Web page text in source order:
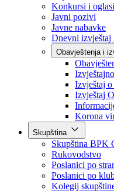
Sve vijesti
Izdvojeno
Najave
Konkursi i oglasi
Javni pozivi
Javne nabavke
Dnevni
Obavještenja i
Izvještaj o
Izvještaj
Korona
Skupština
Skupština BPK
Rukovodstvo